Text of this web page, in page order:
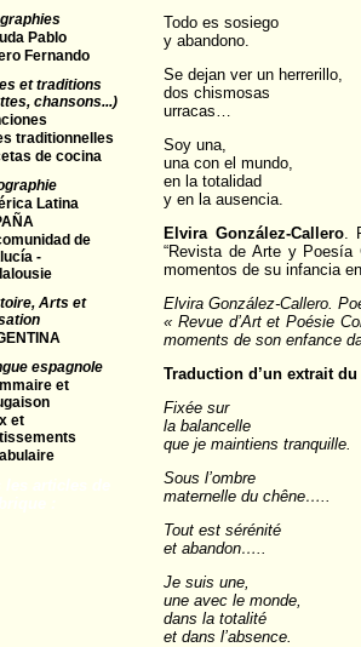
Pablo
Fernando
et traditions
chansons...)
traditionnelles
de cocina
Latina
de
-
Arts et
espagnole
et
et
Todo es sosiego
y abandono.
Se dejan ver un herrerillo,
dos chismosas
urracas…
Soy una,
una con el mundo,
en la totalidad
y en la ausencia.
Elvira González-Callero.
“Revista de Arte y Poesía
momentos de su infancia
Elvira González-Callero.
« Revue d’Art et Poésie
moments de son enfance
Traduction d’un extrait
Fixée sur
la balancelle
que je maintiens tranquille.
Sous l’ombre
maternelle du chêne…..
Tout est sérénité
et abandon…..
Je suis une,
une avec le monde,
dans la totalité
et dans l’absence.